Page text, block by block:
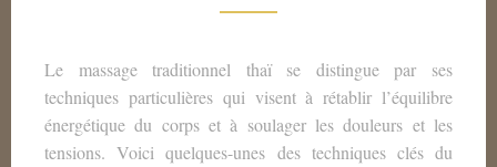
Le massage traditionnel thaï se distingue par ses
techniques particulières qui visent à rétablir l’équilibre
énergétique du corps et à soulager les douleurs et les
tensions. Voici quelques-unes des techniques clés du